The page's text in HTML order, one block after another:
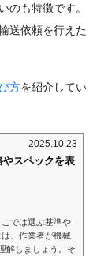
のも特徴です。
送依頼を行えた
方を紹介してい
2025.10.23
やスペックを表
では選ぶ基準や
、作業者が機械
解しましょう。そ